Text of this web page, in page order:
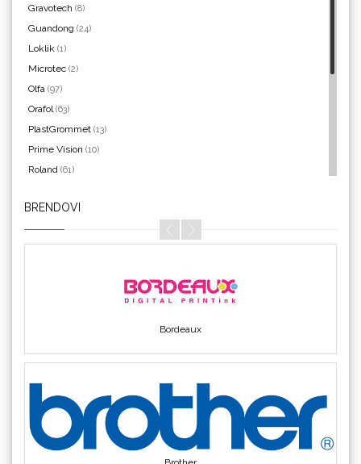
Gravotech (8)
Guandong (24)
Loklik (1)
Microtec (2)
Olfa (97)
Orafol(63)
PlastGrommet (13)
Prime Vision (10)
Roland (61)
Silhouette(3)
Siser(11)
BRENDOVI
Brother